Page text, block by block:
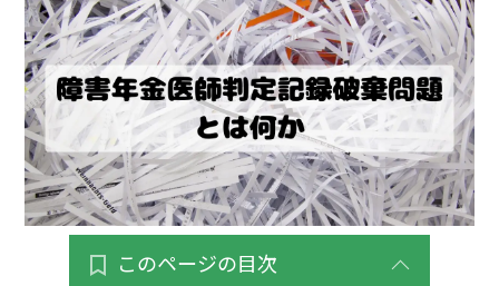
このページの目次